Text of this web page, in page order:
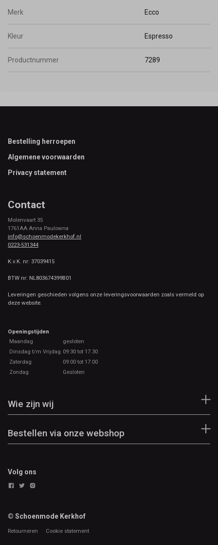
Merk Ecco
Kleur Espresso
Productnummer 7289
Footer
Bestelling herroepen
Algemene voorwaarden
Privacy statement
Contact
Molenvaart 35
1761AA Anna Paulowna
info@schoenmodekerkhof.nl
0223-531344
K.v.K. nr: 37039415
BTW nr: NL803674399B01
Leveringen geschieden volgens onze leveringsvoorwaarden zoals vermeld op
deze website.
Openingstijden
Maandag
gesloten
Dinsdag t/m Vrijdag 09:30 tot 17.30
Zaterdag
09:00 tot 17:00
Zondag
Gesloten
Wie zijn wij
Bestellen via onze webshop
Volg ons
© Schoenmode Kerkhof
Retourneren Cookie statement